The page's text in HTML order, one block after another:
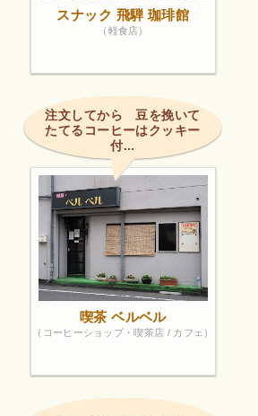
スナック 飛騨 珈琲館
（軽食店）
注文してから 豆を挽いて
たてるコーヒーはクッキー
付...
喫茶 ベルベル
（コーヒーショップ・喫茶店 / カフェ）